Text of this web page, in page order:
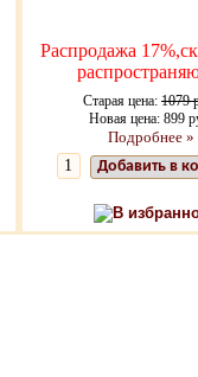
Распродажа
Старая цена: 1079
Новая цена: 899
Подробнее »
Добавить в
В